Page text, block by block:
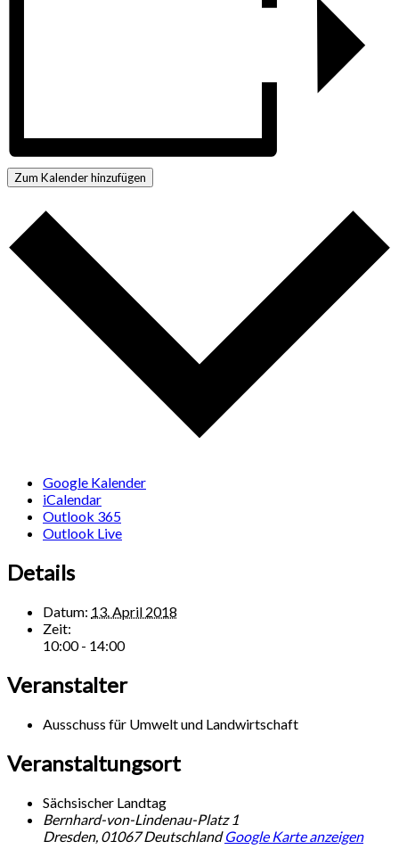
Zum Kalender hinzufügen
Google Kalender
iCalendar
Outlook 365
Outlook Live
Details
Datum: 13. April 2018
Zeit:
10:00 - 14:00
Veranstalter
Ausschuss für Umwelt und Landwirtschaft
Veranstaltungsort
Sächsischer Landtag
Bernhard-von-Lindenau-Platz 1
Dresden, 01067 Deutschland Google Karte anzeigen